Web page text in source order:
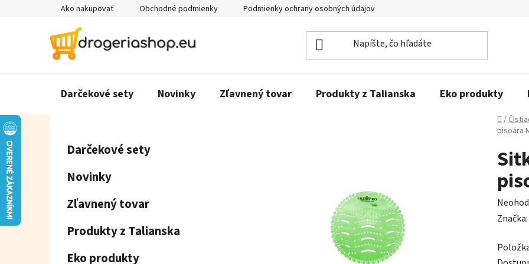
Ako nakupovať Obchodné podmienky Podmienky ochrany osobných údajov
Darčekové sety Novinky Zľavnený tovar Produkty z Talianska Eko produkty
Domov
/
pisoára
Preskočiť
kategórie
Darčekové sety
Novinky
Zľavnený tovar
Produkty z Talianska
Eko produkty
je
Značka: